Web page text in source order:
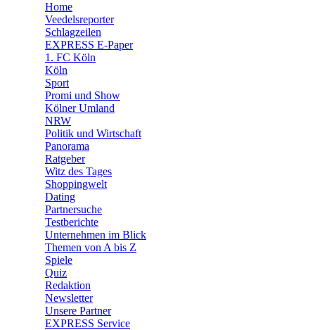
🛒 Shoppingwelt
Home
Veedelsreporter
Schlagzeilen
EXPRESS E-Paper
1. FC Köln
Köln
Sport
Promi und Show
Kölner Umland
NRW
Politik und Wirtschaft
Panorama
Ratgeber
Witz des Tages
Shoppingwelt
Dating
Partnersuche
Testberichte
Unternehmen im Blick
Themen von A bis Z
Spiele
Quiz
Redaktion
Newsletter
Unsere Partner
EXPRESS Service